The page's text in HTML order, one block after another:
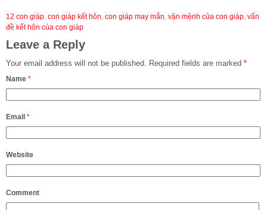
12 con giáp, con giáp kết hôn, con giáp may mắn, vận mệnh của con giáp, vấn
đề kết hôn của con giáp
Leave a Reply
Your email address will not be published. Required fields are marked *
Name *
Email *
Website
Comment